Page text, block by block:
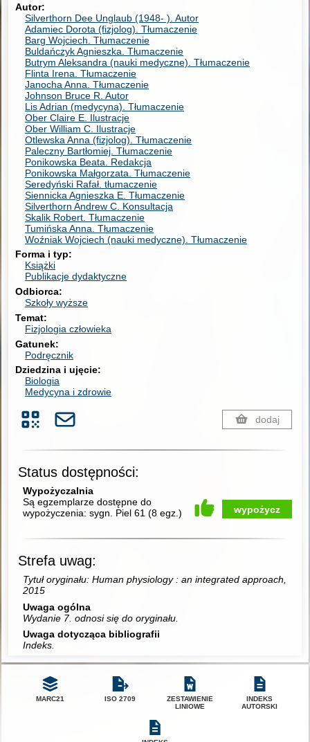
Autor
Silverthorn Dee Unglaub (1948- ).Autor
Adamiec Dorota (fizjolog).Tłumaczenie
Barg Wojciech.Tłumaczenie
Buldańczyk Agnieszka.Tłumaczenie
Butrym Aleksandra (nauki medyczne).Tłumaczenie
Flinta Irena.Tłumaczenie
Janocha Anna.Tłumaczenie
Johnson Bruce R.Autor
Lis Adrian (medycyna).Tłumaczenie
Ober Claire E. Ilustracje
Ober William C. Ilustracje
Otlewska Anna (fizjolog).Tłumaczenie
Paleczny Bartłomiej.Tłumaczenie
Ponikowska Beata. Redakcja
Ponikowska Małgorzata.Tłumaczenie
Seredyński Rafał.tłumaczenie
Siennicka Agnieszka E.Tłumaczenie
Silverthorn Andrew C. Konsultacja
Skalik Robert.Tłumaczenie
Tumińska Anna.Tłumaczenie
Woźniak Wojciech (nauki medyczne).Tłumaczenie
Forma i typ
Książki
Publikacje dydaktyczne
Odbiorca
Szkoły wyższe
Temat
Fizjologia człowieka
Gatunek
Podręcznik
Dziedzina i ujęcie
Biologia
Medycyna i zdrowie
dodaj
Status dostępności:
Wypożyczalnia
Są egzemplarze dostępne do
wypożyczenia:sygn. Piel 61(8 egz.) wypożycz
Strefa uwag:
Tytuł oryginału: Human physiology : an integrated approach,
2015
Uwaga ogólna
Wydanie 7. odnosi się do oryginału.
Uwaga dotycząca bibliografii
Indeks.
MARC21 ISO 2709
ZESTAWIENIE
LINIOWE
INDEKS
AUTORSKI